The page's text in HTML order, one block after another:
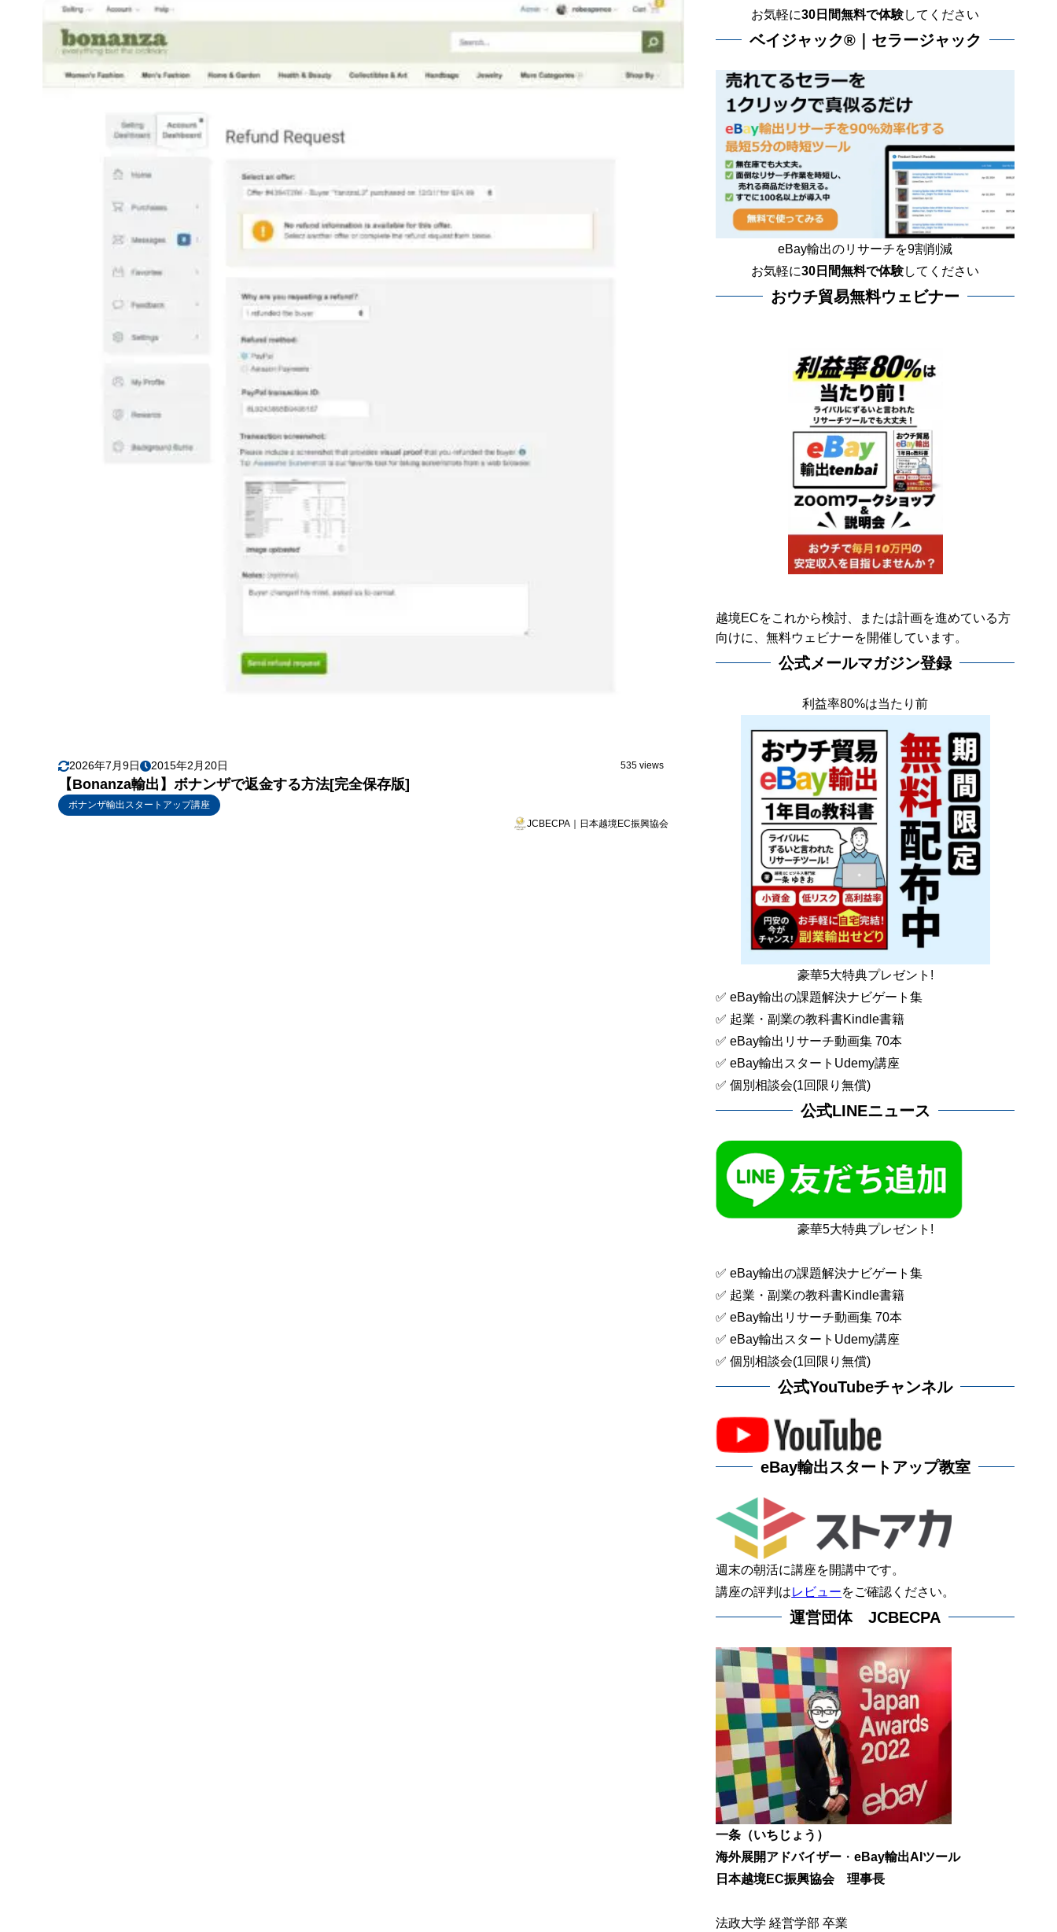
2026年7月9日 2015年2月20日 535 views
【Bonanza輸出】ボナンザで返金する方法[完全保存版]
ボナンザ輸出スタートアップ講座
JCBECPA｜日本越境EC振興協会
お気軽に30日間無料で体験してください
ベイジャック®｜セラージャック
eBay輸出のリサーチを9割削減
お気軽に30日間無料で体験してください
おウチ貿易無料ウェビナー
越境ECをこれから検討、または計画を進めている方
向けに、無料ウェビナーを開催しています。
公式メールマガジン登録
利益率80%は当たり前
豪華5大特典プレゼント!
✅ eBay輸出の課題解決ナビゲート集
✅ 起業・副業の教科書Kindle書籍
✅ eBay輸出リサーチ動画集 70本
✅ eBay輸出スタートUdemy講座
✅ 個別相談会(1回限り無償)
公式LINEニュース
豪華5大特典プレゼント!
✅ eBay輸出の課題解決ナビゲート集
✅ 起業・副業の教科書Kindle書籍
✅ eBay輸出リサーチ動画集 70本
✅ eBay輸出スタートUdemy講座
✅ 個別相談会(1回限り無償)
公式YouTubeチャンネル
eBay輸出スタートアップ教室
週末の朝活に講座を開講中です。
講座の評判はレビューをご確認ください。
運営団体 JCBECPA
一条（いちじょう）
海外展開アドバイザー ・eBay輸出AIツール
日本越境EC振興協会 理事長
法政大学 経営学部 卒業